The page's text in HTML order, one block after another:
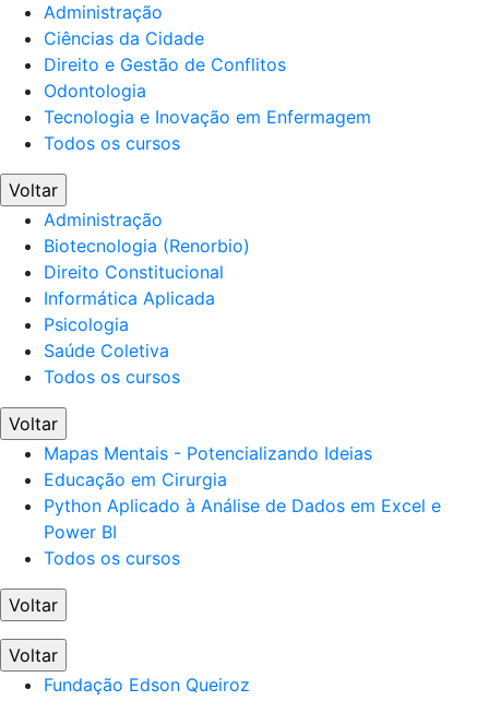
Administração
Ciências da Cidade
Direito e Gestão de Conflitos
Odontologia
Tecnologia e Inovação em Enfermagem
Todos os cursos
Voltar
Administração
Biotecnologia (Renorbio)
Direito Constitucional
Informática Aplicada
Psicologia
Saúde Coletiva
Todos os cursos
Voltar
Mapas Mentais - Potencializando Ideias
Educação em Cirurgia
Python Aplicado à Análise de Dados em Excel e
Power BI
Todos os cursos
Voltar
Voltar
Fundação Edson Queiroz